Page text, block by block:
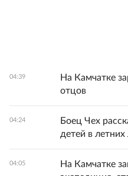
04:39
На Камчатке
отцов
04:24
Боец Чех
детей в летних
04:05
На Камчатке